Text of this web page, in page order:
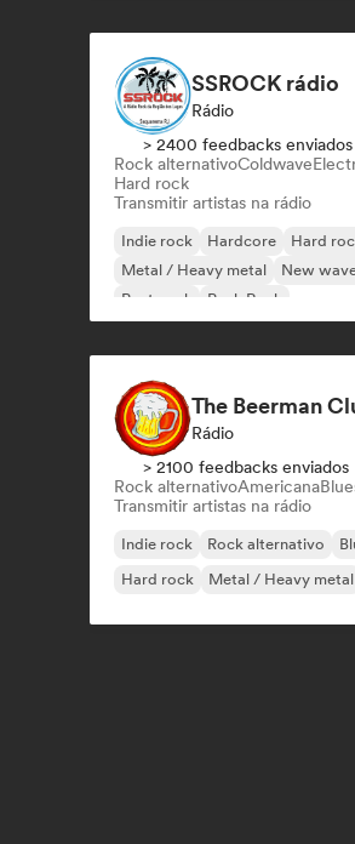
SSROCK rádio
Rádio
> 2400 feedbacks enviados
Rock alternativoColdwave
Hard rock
Transmitir artistas na rádio
Indie rock Hardcore
Hard
Metal / Heavy metal
New
Post punk
Punk Rock
The Beerman
Rádio
> 2100 feedbacks enviados
Rock alternativoAmericana
Transmitir artistas na rádio
Indie rock Rock alternativo
Hard rock
Metal / Heavy metal